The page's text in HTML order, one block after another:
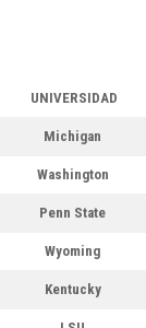
UNIVERSIDAD
Michigan
Washington
Penn State
Wyoming
Kentucky